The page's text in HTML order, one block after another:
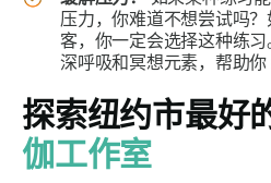
压力，你难道不想尝试吗
客，你一定会选择这种练
深呼吸和冥想元素，帮助你
探索纽约市最好
伽工作室